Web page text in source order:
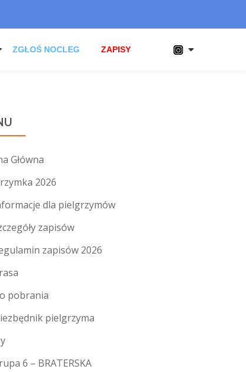
ZGŁOŚ NOCLEG ZAPISY
Główna
2026
dla pielgrzymów
zapisów
zapisów 2026
pobrania
pielgrzyma
6 – BRATERSKA